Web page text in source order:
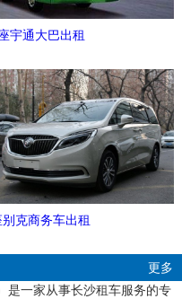
宇通大巴出租
克商务车出租
更多
一家从事长沙租车服务的专